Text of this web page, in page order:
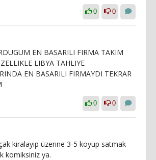
0 0
EN BASARILI FIRMA TAKIM
LIBYA TAHLIYE
EN BASARILI FIRMAYDI TEKRAR
0 0
kiralayip üzerine 3-5 koyup satmak
komiksiniz ya.